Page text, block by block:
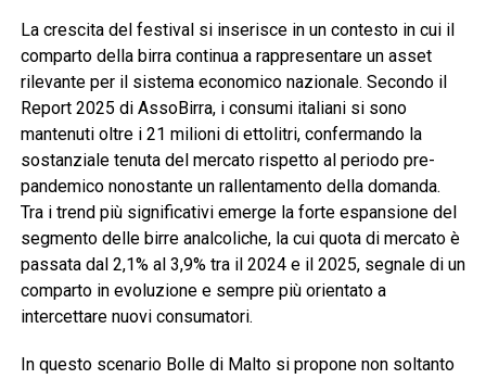
La crescita del festival si inserisce in un contesto in cui il
comparto della birra continua a rappresentare un asset
rilevante per il sistema economico nazionale. Secondo il
Report 2025 di AssoBirra, i consumi italiani si sono
mantenuti oltre i 21 milioni di ettolitri, confermando la
sostanziale tenuta del mercato rispetto al periodo pre-
pandemico nonostante un rallentamento della domanda.
Tra i trend più significativi emerge la forte espansione del
segmento delle birre analcoliche, la cui quota di mercato è
passata dal 2,1% al 3,9% tra il 2024 e il 2025, segnale di un
comparto in evoluzione e sempre più orientato a
intercettare nuovi consumatori.
In questo scenario Bolle di Malto si propone non soltanto